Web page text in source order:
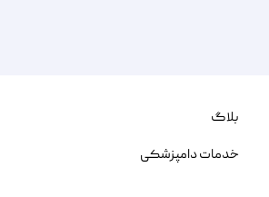
بلاگ
خدمات دامپزشکی